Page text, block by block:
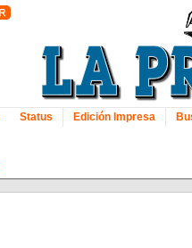
Status Edición Impresa